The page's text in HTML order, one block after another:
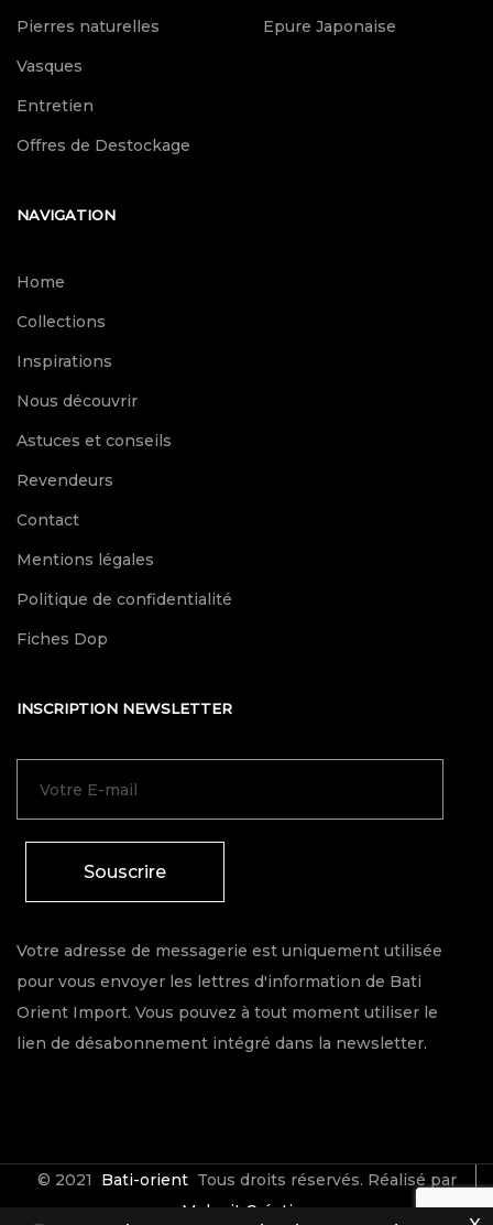
Pierres naturelles
Vasques
Entretien
Offres de Destockage
Epure Japonaise
NAVIGATION
Home
Collections
Inspirations
Nous découvrir
Astuces et conseils
Revendeurs
Contact
Mentions légales
Politique de confidentialité
Fiches Dop
INSCRIPTION NEWSLETTER
Souscrire
Votre adresse de messagerie est uniquement utilisée
pour vous envoyer les lettres d'information de Bati
Orient Import. Vous pouvez à tout moment utiliser le
lien de désabonnement intégré dans la newsletter.
© 2021 Bati-orient Tous droits réservés. Réalisé par
Make it Créative